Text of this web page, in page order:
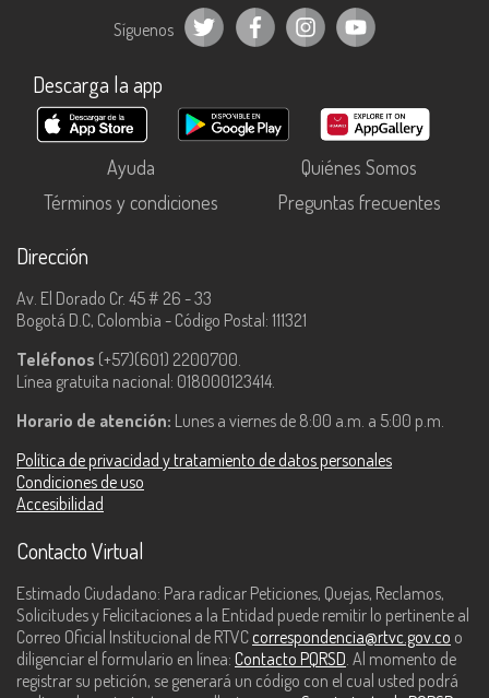
Síguenos
Descarga la app
Ayuda
Quiénes Somos
Términos y condiciones
Preguntas frecuentes
Dirección
Av. El Dorado Cr. 45 # 26 - 33
Bogotá D.C, Colombia - Código Postal: 111321
Teléfonos (+57)(601) 2200700.
Línea gratuita nacional: 018000123414.
Horario de atención: Lunes a viernes de 8:00 a.m. a 5:00 p.m.
Política de privacidad y tratamiento de datos personales
Condiciones de uso
Accesibilidad
Contacto Virtual
Estimado Ciudadano: Para radicar Peticiones, Quejas, Reclamos,
Solicitudes y Felicitaciones a la Entidad puede remitir lo pertinente al
Correo Oficial Institucional de RTVC correspondencia@rtvc.gov.co o
diligenciar el formulario en línea: Contacto PQRSD. Al momento de
registrar su petición, se generará un código con el cual usted podrá